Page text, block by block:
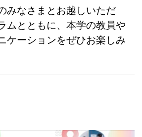
みなさまとお越しいただ
ムとともに、 本学の教員や
ケーションをぜひお楽しみ